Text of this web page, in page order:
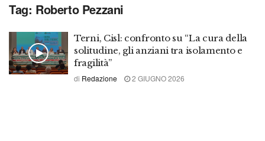
Tag: Roberto Pezzani
Terni, Cisl: confronto su “La cura della
solitudine, gli anziani tra isolamento e
fragilità”
di Redazione 2 GIUGNO 2026